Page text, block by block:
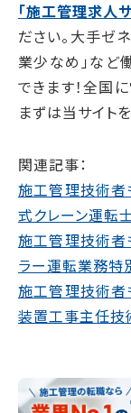
「施工管理求人
ださい。大手ゼ
業少なめ」など
できます！全国
まずは当サイト
関連記事：
施工管理技術者
式クレーン運転
施工管理技術者
ラー運転業務特
施工管理技術者
装置工事主任技